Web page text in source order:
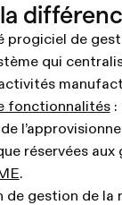
progiciel de
qui
activités
fonctionnalités:
réservées
.
de gestion de